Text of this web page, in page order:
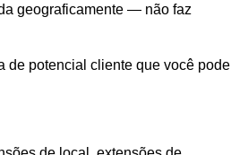
geograficamente — não faz
de potencial cliente que você pode